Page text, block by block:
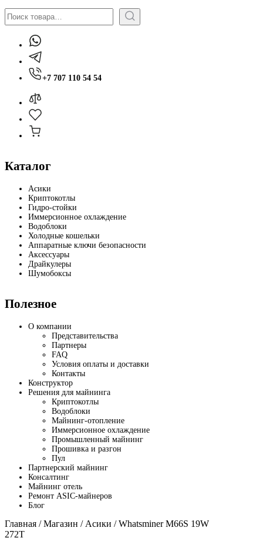
Поиск
+7 707 110 54 54
Каталог
Асики
Криптокотлы
Гидро-стойки
Иммерсионное охлаждение
Водоблоки
Холодные кошельки
Аппаратные ключи безопасности
Аксессуары
Драйкулеры
Шумобоксы
Полезное
О компании
Представительства
Партнеры
FAQ
Условия оплаты и доставки
Контакты
Конструктор
Решения для майнинга
Криптокотлы
Водоблоки
Майнинг-отопление
Иммерсионное охлаждение
Промышленный майнинг
Прошивка и разгон
Пул
Партнерский майнинг
Консалтинг
Майнинг отель
Ремонт ASIC-майнеров
Блог
Главная /Магазин / Асики / Whatsminer M66S 19W
272T